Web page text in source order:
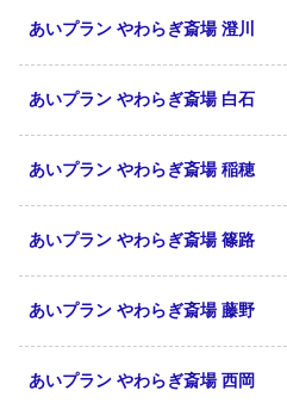
あいプラン やわらぎ斎場 澄川
あいプラン やわらぎ斎場 白石
あいプラン やわらぎ斎場 稲穂
あいプラン やわらぎ斎場 篠路
あいプラン やわらぎ斎場 藤野
あいプラン やわらぎ斎場 西岡